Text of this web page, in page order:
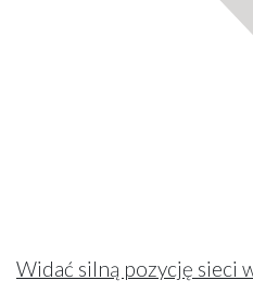
Widać silną pozycję sieci